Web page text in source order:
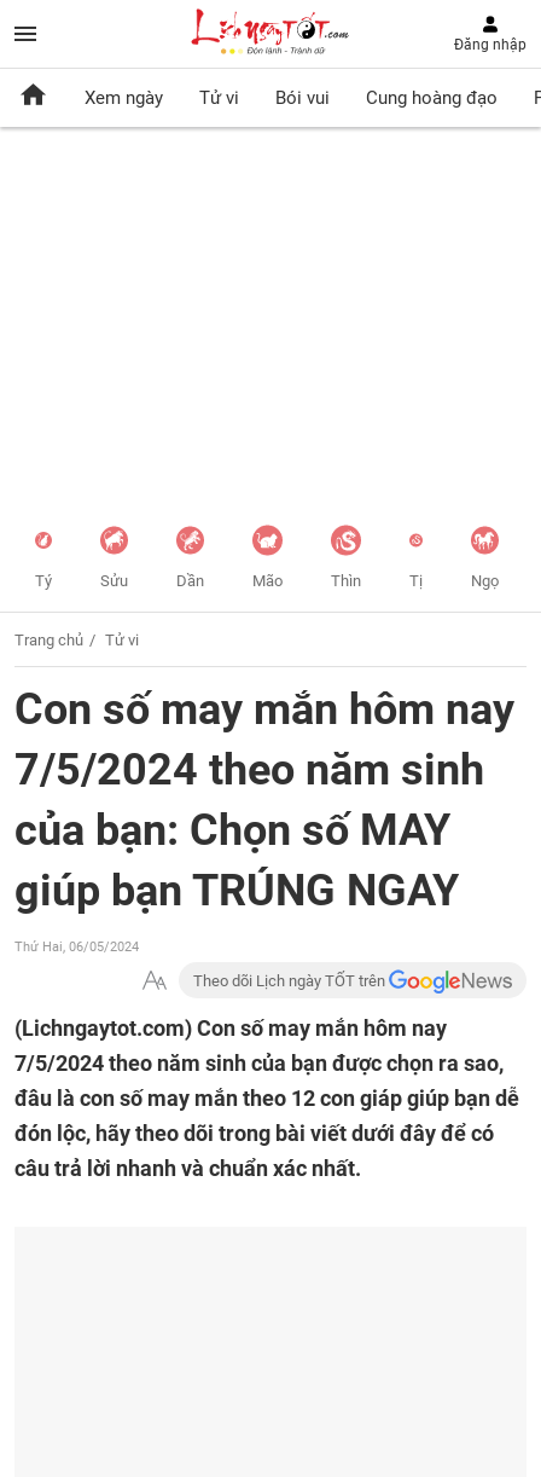
Đăng nhập
Xem ngày Tử vi Bói vui Cung hoàng đạo
Tý Sửu Dần Mão Thìn Tị Ngọ
Trang chủ Tử vi
Con số may mắn hôm nay
7/5/2024 theo năm sinh
của bạn: Chọn số MAY
giúp bạn TRÚNG NGAY
Thứ Hai, 06/05/2024
Theo dõi Lịch ngày TỐT trên
(Lichngaytot.com)Con số may mắn hôm nay
7/5/2024 theo năm sinh của bạn được chọn ra sao,
đâu là con số may mắn theo 12 con giáp giúp bạn dễ
đón lộc, hãy theo dõi trong bài viết dưới đây để có
câu trả lời nhanh và chuẩn xác nhất.